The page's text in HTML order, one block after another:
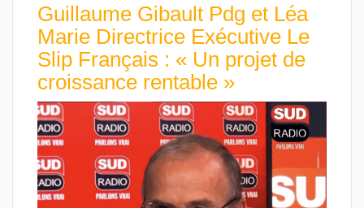
Guillaume Gibault Pdg et Léa
Marie Directrice Exécutive Le
Slip Français : « Un projet de
croissance rentable »